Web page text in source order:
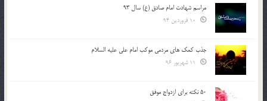
مراسم شهادت امام صادق (ع) سال 93
جذب کمک های مردمی موکب امام علی علیه السلام
50 نکته برای ازدواج موفق